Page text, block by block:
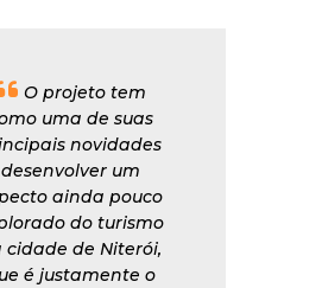
O projeto tem
uma de suas
novidades
desenvolver um
ainda pouco
do turismo
cidade de Niterói,
é justamente o